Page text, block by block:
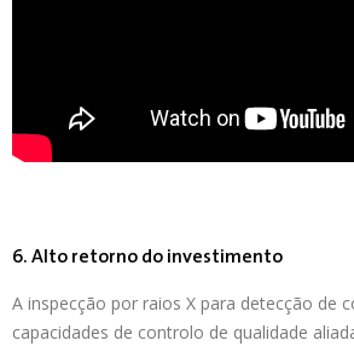
6. Alto retorno do investimento
A inspecção por raios X para detecção de
capacidades de controlo de qualidade